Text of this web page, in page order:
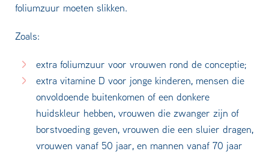
foliumzuur moeten slikken.
Zoals:
extra foliumzuur voor vrouwen rond de conceptie;
extra vitamine D voor jonge kinderen, mensen die
onvoldoende buitenkomen of een donkere
huidskleur hebben, vrouwen die zwanger zijn of
borstvoeding geven, vrouwen die een sluier dragen,
vrouwen vanaf 50 jaar, en mannen vanaf 70 jaar